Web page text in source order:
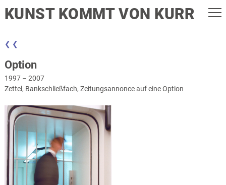
KUNST KOMMT VON KURR
❮ ❮
Option
1997 – 2007
Zettel, Bankschließfach, Zeitungsannonce auf eine Option